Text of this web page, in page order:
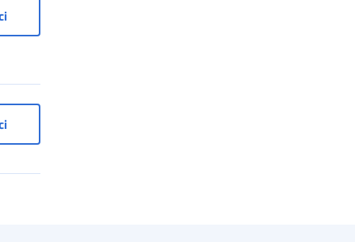
e commercianti
Cassetto previdenziale artigiani e commercianti
Cassetto previdenziale per agricoltori autonomi